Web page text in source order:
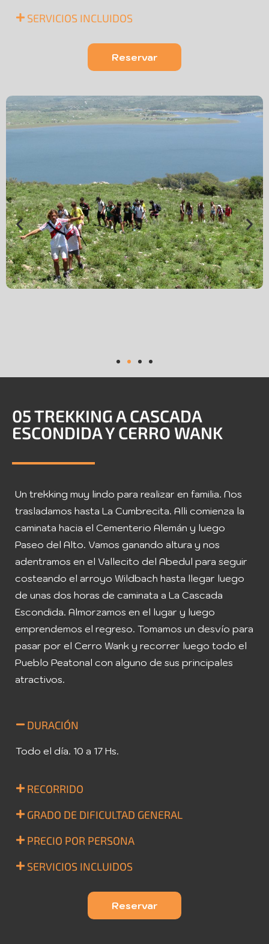
SERVICIOS INCLUIDOS
Reservar
05 TREKKING A CASCADA
ESCONDIDA Y CERRO WANK
Un trekking muy lindo para realizar en familia. Nos
trasladamos hasta La Cumbrecita. Alli comienza la
caminata hacia el Cementerio Alemán y luego
Paseo del Alto. Vamos ganando altura y nos
adentramos en el Vallecito del Abedul para seguir
costeando el arroyo Wildbach hasta llegar luego
de unas dos horas de caminata a La Cascada
Escondida. Almorzamos en el lugar y luego
emprendemos el regreso. Tomamos un desvío para
pasar por el Cerro Wank y recorrer luego todo el
Pueblo Peatonal con alguno de sus principales
atractivos.
DURACIÓN
Todo el día. 10 a 17 Hs.
RECORRIDO
GRADO DE DIFICULTAD GENERAL
PRECIO POR PERSONA
SERVICIOS INCLUIDOS
Reservar